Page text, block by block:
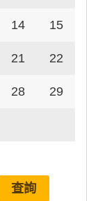
14 15
21 22
28 29